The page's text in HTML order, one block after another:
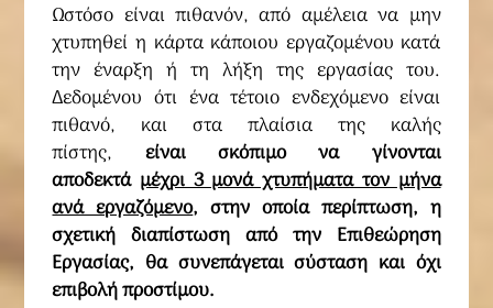
Ωστόσο είναι πιθανόν, από αμέλεια να μην
χτυπηθεί η κάρτα κάποιου εργαζομένου κατά
την έναρξη ή τη λήξη της εργασίας του.
Δεδομένου ότι ένα τέτοιο ενδεχόμενο είναι
πιθανό, και στα πλαίσια της καλής
πίστης, είναι σκόπιμο να γίνονται
αποδεκτά μέχρι 3 μονά χτυπήματα τον μήνα
ανά εργαζόμενο, στην οποία περίπτωση, η
σχετική διαπίστωση από την Επιθεώρηση
Εργασίας, θα συνεπάγεται σύσταση και όχι
επιβολή προστίμου.